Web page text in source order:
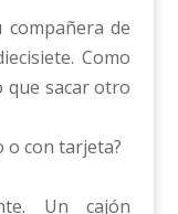
de
Como
que sacar otro
o con tarjeta?
Un cajón